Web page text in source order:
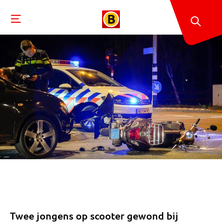
Twee jongens op scooter gewond bij